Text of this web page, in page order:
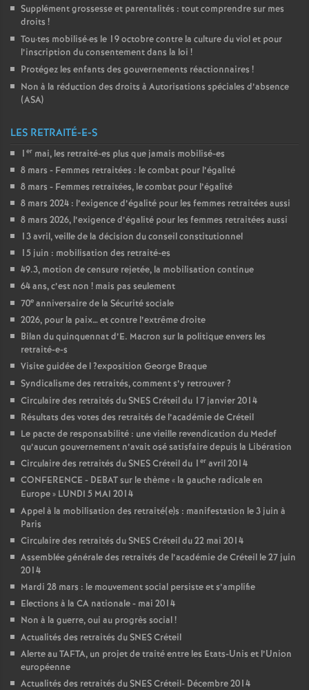
Supplément grossesse et parentalités : tout comprendre sur mes
droits !
Tou·tes mobilisé·es le 19 octobre contre la culture du viol et pour
l’inscription du consentement dans la loi !
Protégez les enfants des gouvernements réactionnaires !
Non à la réduction des droits à Autorisations spéciales d’absence
(ASA)
LES RETRAITÉ-E-S
1 er mai, les retraité-es plus que jamais mobilisé-es
8 mars - Femmes retraitées : le combat pour l’égalité
8 mars - Femmes retraitées, le combat pour l’égalité
8 mars 2024 : l’exigence d’égalité pour les femmes retraitées aussi
8 mars 2026, l’exigence d’égalité pour les femmes retraitées aussi
13 avril, veille de la décision du conseil constitutionnel
15 juin : mobilisation des retraité-es
49.3, motion de censure rejetée, la mobilisation continue
64 ans, c’est non ! mais pas seulement
70e anniversaire de la Sécurité sociale
2026, pour la paix… et contre l’extrême droite
Bilan du quinquennat d’E. Macron sur la politique envers les
retraité-e-s
Visite guidée de l?exposition George Braque
Syndicalisme des retraités, comment s’y retrouver?
Circulaire des retraités duSNESCréteil du 17 janvier 2014
Résultats des votes des retraités de l’académie de Créteil
Le pacte de responsabilité : une vieille revendication du Medef
qu’aucun gouvernement n’avait osé satisfaire depuis la Libération
Circulaire des retraités duSNESCréteil du 1 er avril 2014
CONFERENCE - DEBATsur le thème « la gauche radicale en
Europe» LUNDI 5 MAI 2014
Appel à la mobilisation des retraité(e)s : manifestation le 3 juin à
Paris
Circulaire des retraités duSNESCréteil du 22 mai 2014
Assemblée générale des retraités de l’académie de Créteil le 27 juin
2014
Mardi 28 mars : le mouvement social persiste et s’amplifie
Elections à la CA nationale - mai 2014
Non à la guerre, oui au progrès social!
Actualités des retraités duSNESCréteil
Alerte auTAFTA, un projet de traité entre les Etats-Unis et l’Union
européenne
Actualités des retraités duSNESCréteil- Décembre 2014